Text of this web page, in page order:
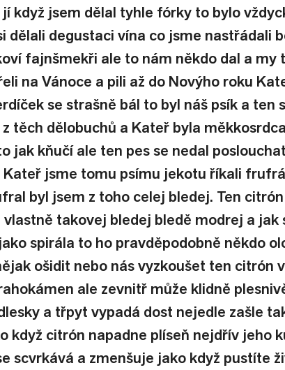
když jsem dělal tyhle fórky to bylo
dělali degustaci vína co jsme nastřádali
fajnšmekři ale to nám někdo dal a
na Vánoce a pili až do Novýho roku
se strašně bál to byl náš psík a ten
těch dělobuchů a Kateř byla
jak kňučí ale ten pes se nedal
Kateř jsme tomu psímu jekotu říkali
byl jsem z toho celej bledej. Ten
takovej bledej bledě modrej a jak
spirála to ho pravděpodobně někdo
ošidit nebo nás vyzkoušet ten citrón
ale zevnitř může klidně
a třpyt vypadá dost nejedle zašle
když citrón napadne plíseň nejdřív jeho
scvrkává a zmenšuje jako když pustíte